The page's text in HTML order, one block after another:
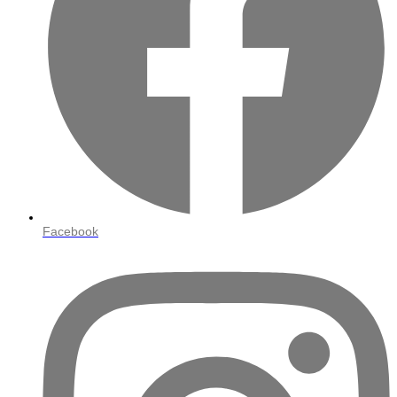
Facebook